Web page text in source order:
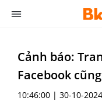
Cảnh báo:
Facebook
10:46:00 | 30-10-2024